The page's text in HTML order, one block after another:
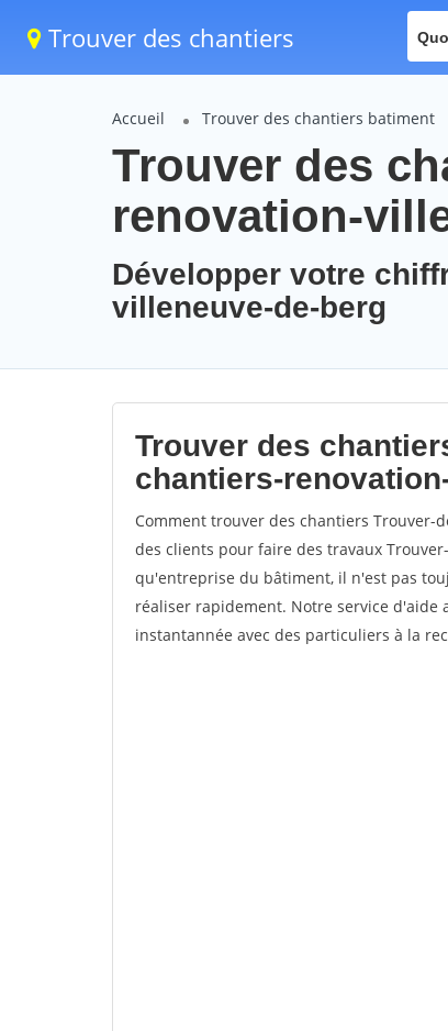
Trouver des chantiers
Accueil Trouver des chantiers batiment
Trouver des
renovation-
Développer votre
villeneuve-de-berg
Trouver des
chantiers-
Comment trouver des chantiers Trouver-
des clients pour faire des travaux
qu'entreprise du bâtiment, il n'est pas
réaliser rapidement. Notre service
instantannée avec des particuliers à la